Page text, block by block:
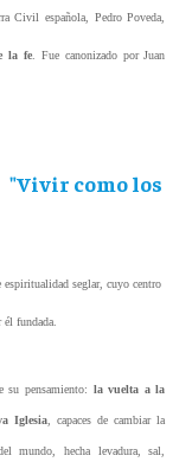
Civil española, Pedro Poveda,
la fe . Fue canonizado por Juan
"Vivir como los
seglar, cuyo centro
fundada.
su pensamiento: la vuelta a la
Iglesia, capaces de cambiar la
hecha levadura, sal,